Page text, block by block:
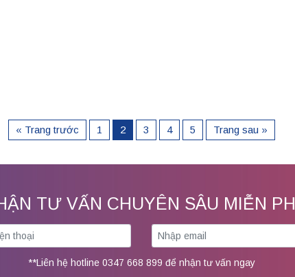
« Trang trước 1 2 3 4 5 Trang sau »
TƯ VẤN CHUYÊN SÂU MIỄN
**Liên hệ hotline 0347 668 899 để nhận tư vấn ngay